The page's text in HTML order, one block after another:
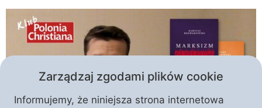
Zarządzaj zgodami plików cookie
Informujemy, że niniejsza strona internetowa